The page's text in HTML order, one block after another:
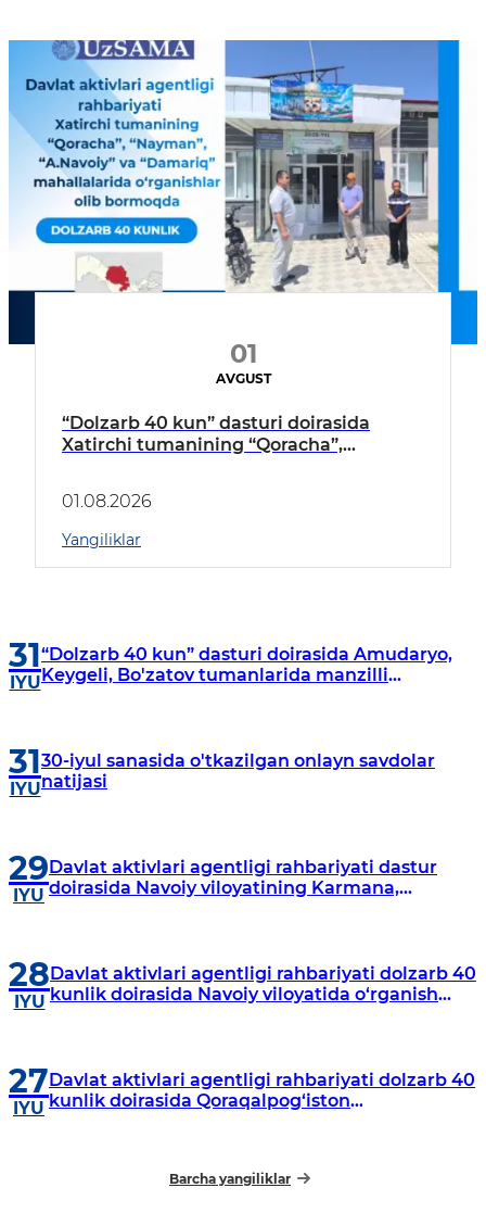
01
AVGUST
“Dolzarb 40 kun” dasturi doirasida
Xatirchi tumanining “Qoracha”,
borildi
01.08.2026
Yangiliklar
31
IYU
“Dolzarb 40 kun” dasturi doirasida Amudaryo,
Keygeli, Bo'zatov tumanlarida manzilli
31
IYU
30-iyul sanasida o'tkazilgan onlayn savdolar
natijasi
29
IYU
Davlat aktivlari agentligi rahbariyati dastur
doirasida Navoiy viloyatining Karmana,
28
IYU
Davlat aktivlari agentligi rahbariyati dolzarb 40
kunlik doirasida Navoiy viloyatida o‘rganish
27
IYU
Davlat aktivlari agentligi rahbariyati dolzarb 40
kunlik doirasida Qoraqalpog‘iston
Barcha yangiliklar